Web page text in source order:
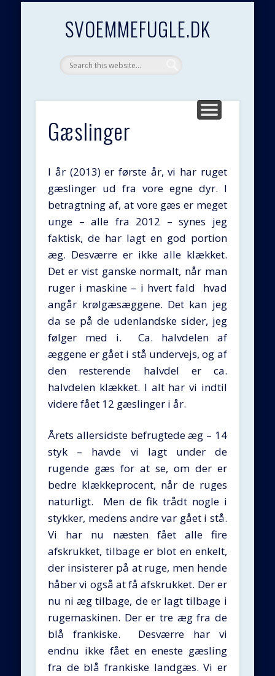
SVOEMMEFUGLE.DK
Gæslinger
I år (2013) er første år, vi har ruget
gæslinger ud fra vore egne dyr. I
betragtning af, at vore gæs er meget
unge – alle fra 2012 – synes jeg
faktisk, de har lagt en god portion
æg. Desværre er ikke alle klækket.
Det er vist ganske normalt, når man
ruger i maskine – i hvert fald hvad
angår krølgæsæggene. Det kan jeg
da se på de udenlandske sider, jeg
følger med i. Ca. halvdelen af
æggene er gået i stå undervejs, og af
den resterende halvdel er ca.
halvdelen klækket. I alt har vi indtil
videre fået 12 gæslinger i år.
Årets allersidste befrugtede æg – 14
styk – havde vi lagt under de
rugende gæs for at se, om der er
bedre klækkeprocent, når de ruges
naturligt. Men de fik trådt nogle i
stykker, medens andre var gået i stå.
Vi har nu næsten fået alle fire
afskrukket, tilbage er blot en enkelt,
der insisterer på at ruge, men hende
håber vi også at få afskrukket. Der er
nu ni æg tilbage, de er lagt tilbage i
rugemaskinen. Der er tre æg fra de
blå frankiske. Desværre har vi
endnu ikke fået en eneste gæsling
fra de blå frankiske landgæs. Vi er